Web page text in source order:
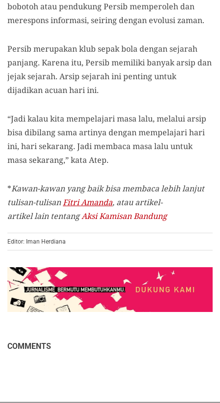
bobotoh atau pendukung Persib memperoleh dan
merespons informasi, seiring dengan evolusi zaman.
Persib merupakan klub sepak bola dengan sejarah
panjang. Karena itu, Persib memiliki banyak arsip dan
jejak sejarah. Arsip sejarah ini penting untuk
dijadikan acuan hari ini.
“Jadi kalau kita mempelajari masa lalu, melalui arsip
bisa dibilang sama artinya dengan mempelajari hari
ini, hari sekarang. Jadi membaca masa lalu untuk
masa sekarang,” kata Atep.
*Kawan-kawan yang baik bisa membaca lebih lanjut
tulisan-tulisanFitri Amanda, atau artikel-
artikel lain tentangAksi Kamisan Bandung
Editor: Iman Herdiana
COMMENTS